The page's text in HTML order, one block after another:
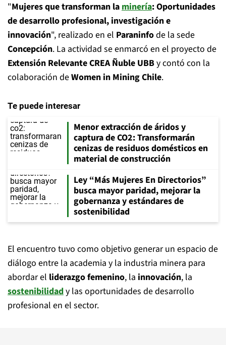
"Mujeres que transforman laminería: Oportunidades
de desarrollo profesional, investigación e
innovación", realizado en el Paraninfode la sede
Concepción. La actividad se enmarcó en el proyecto de
Extensión Relevante CREA Ñuble UBBy contó con la
colaboración deWomen in Mining Chile.
Te puede interesar
Menor extracción de áridos y
captura de CO2: Transformarán
cenizas de residuos domésticos en
material de construcción
Ley “Más Mujeres En Directorios”
busca mayor paridad, mejorar la
gobernanza y estándares de
sostenibilidad
El encuentro tuvo como objetivo generar un espacio de
diálogo entre la academia y la industria minera para
abordar el liderazgo femenino, la innovación, la
sostenibilidady las oportunidades de desarrollo
profesional en el sector.